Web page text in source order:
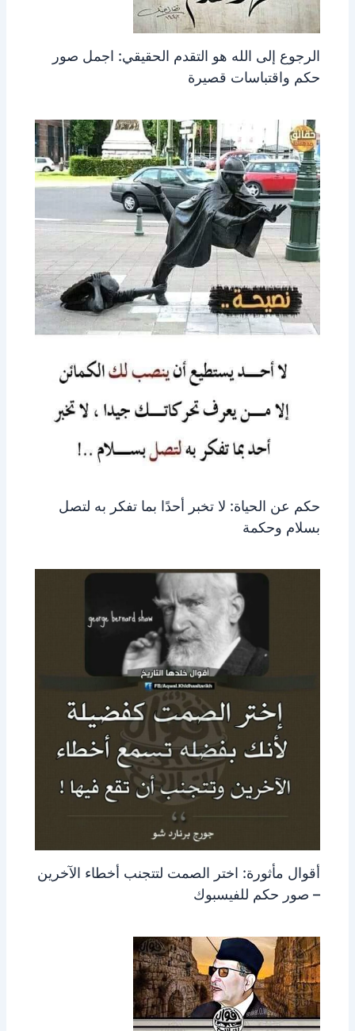
الرجوع إلى الله هو التقدم الحقيقي: اجمل صور
حكم واقتباسات قصيرة
حكم عن الحياة: لا تخبر أحدًا بما تفكر به لتصل
بسلام وحكمة
أقوال مأثورة: اختر الصمت لتتجنب أخطاء الآخرين
– صور حكم للفيسبوك